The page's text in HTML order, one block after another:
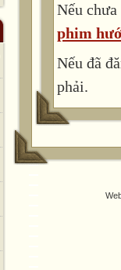
Nếu
phim
Nếu đã
phải.